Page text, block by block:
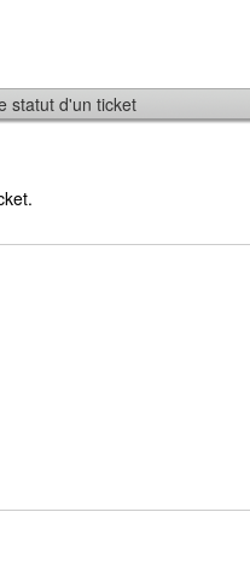
statut d'un ticket